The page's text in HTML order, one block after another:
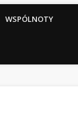
WSPÓLNOTY